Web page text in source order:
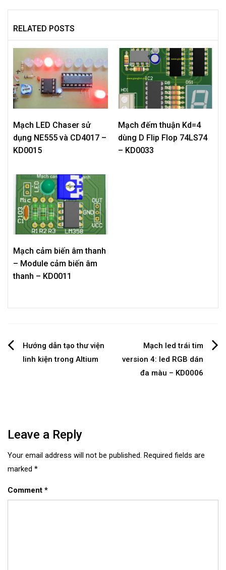
RELATED POSTS
Mạch LED Chaser sử
dụng NE555 và CD4017 –
KD0015
Mạch đếm thuận Kd=4
dùng D Flip Flop 74LS74
– KD0033
Mạch cảm biến âm thanh
– Module cảm biến âm
thanh – KD0011
PostHướng dẫn tạo thư viện
linh kiện trong Altium
Mạch led trái tim
version 4: led RGB dán
đa màu – KD0006
Leave a Reply
Your email address will not be published. Required fields are
marked *
Comment *